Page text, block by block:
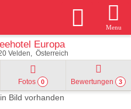
Menu
Europa
Velden Österreich
Fotos 0 Bewertungen 3